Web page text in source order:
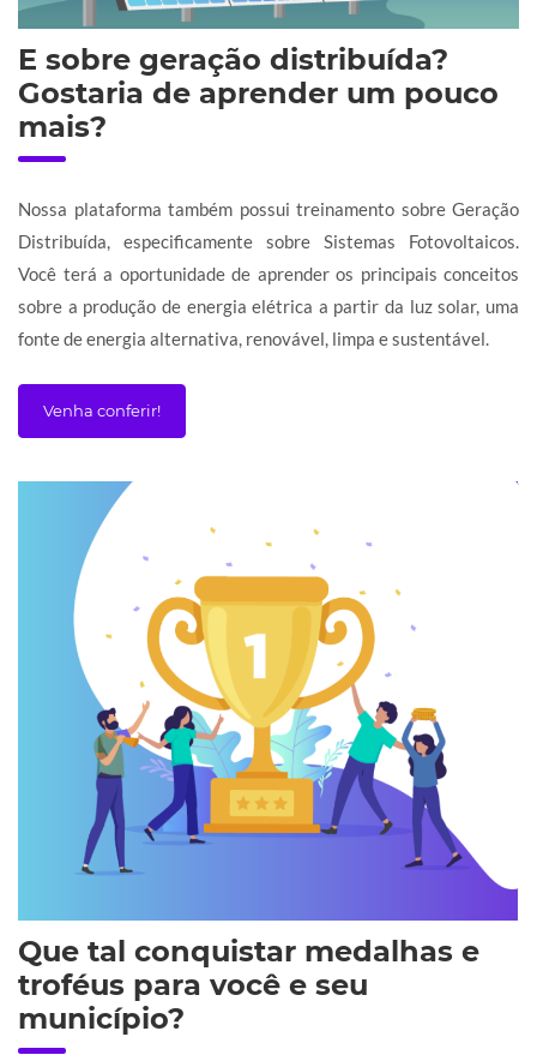
E sobre geração distribuída?
Gostaria de aprender um pouco
mais?
Nossa plataforma também possui treinamento sobre Geração
Distribuída, especificamente sobre Sistemas Fotovoltaicos.
Você terá a oportunidade de aprender os principais conceitos
sobre a produção de energia elétrica a partir da luz solar, uma
fonte de energia alternativa, renovável, limpa e sustentável.
Venha conferir!
Que tal conquistar medalhas e
troféus para você e seu
município?